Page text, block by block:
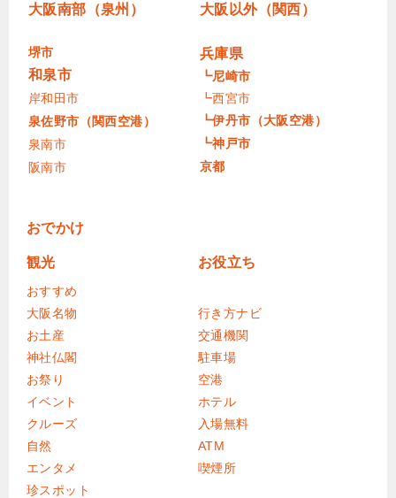
大阪南部（泉州） 大阪以外（関西）
堺市
和泉市
岸和田市
泉佐野市（関西空港）
泉南市
阪南市
兵庫県
┗尼崎市
┗西宮市
┗伊丹市（大阪空港）
┗神戸市
京都
おでかけ
観光 お役立ち
おすすめ
大阪名物
お土産
神社仏閣
お祭り
イベント
クルーズ
自然
エンタメ
珍スポット
行き方ナビ
交通機関
駐車場
空港
ホテル
入場無料
ATM
喫煙所